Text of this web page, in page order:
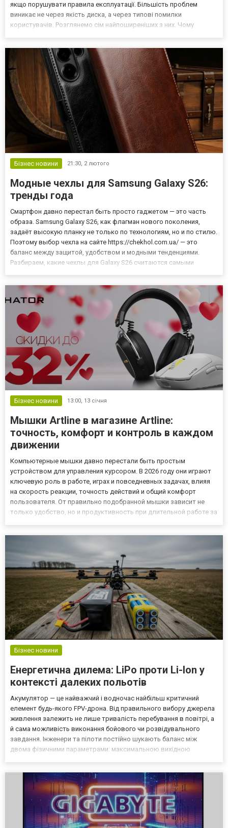
якщо порушувати правила експлуатації. Більшість проблем
виникає не через якість диска, а через типові помилки
користувачів. Розглянемо сім найпоширеніших з них. Чому
Бізнес новини 21:30, 2 лютого
Модные чехлы для Samsung Galaxy S26:
тренды года
Смартфон давно перестал быть просто гаджетом — это часть
образа. Samsung Galaxy S26, как флагман нового поколения,
задаёт высокую планку не только по технологиям, но и по стилю.
Поэтому выбор чехла на сайте https://chekhol.com.ua/ — это
баланс между защитой, удобством и модными тенденциями.
Разбираем, какие чехлы для Galaxy S26 считаются самыми
Бізнес новини 13:00, 13 січня
Мышки Artline в магазине Artline:
точность, комфорт и контроль в каждом
движении
Компьютерные мышки давно перестали быть простым
устройством для управления курсором. В 2026 году они играют
ключевую роль в работе, играх и повседневных задачах, влияя
на скорость реакции, точность действий и общий комфорт
пользователя. От правильно подобранной мышки зависит не
только удобство, но и продуктивность при длительной работе за
Бізнес новини
Енергетична дилема: LiPo проти Li-Ion у
контексті далеких польотів
Акумулятор — це найважчий і водночас найбільш критичний
елемент будь-якого FPV-дрона. Від правильного вибору джерела
живлення залежить не лише тривалість перебування в повітрі, а
й сама можливість виконання бойового чи розвідувального
завдання. Інженери та пілоти постійно шукають баланс між
двома фізичними параметрами: максимальною вихідною